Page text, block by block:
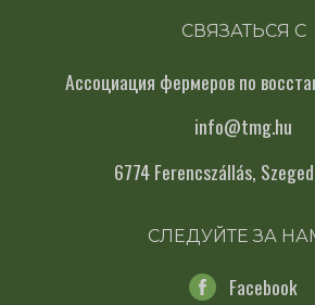
СВЯЗАТЬСЯ С
Ассоциация фермеров по
info@tmg.hu
6774 Ferencszállás,
СЛЕДУЙТЕ ЗА
Facebook